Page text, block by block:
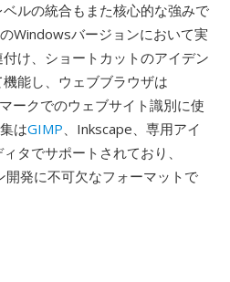
ルの統合もまた核心的な強みで
Windowsバージョンにおいて実
け、ショートカットのアイデン
能し、ウェブブラウザは
ークでのウェブサイト識別に使
はGIMP、Inkscape、専用アイ
タでサポートされており、
発に不可欠なフォーマットで